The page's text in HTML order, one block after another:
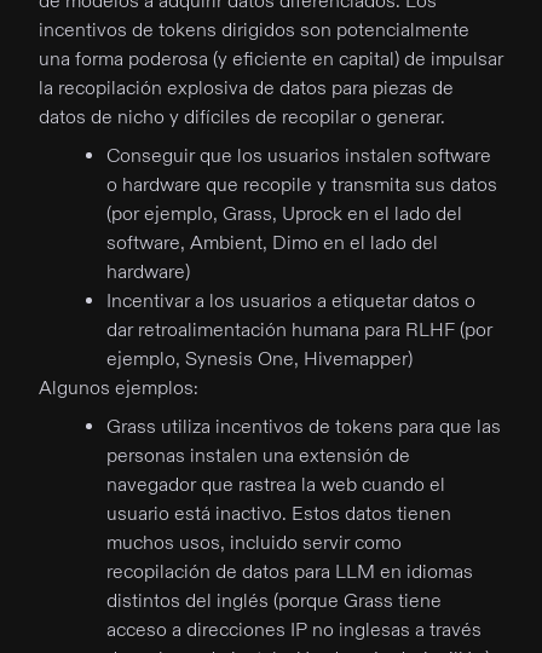
incentivos de tokens dirigidos son potencialmente
una forma poderosa (y eficiente en capital) de impulsar
la recopilación explosiva de datos para piezas de
datos de nicho y difíciles de recopilar o generar.
Conseguir que los usuarios instalen software
o hardware que recopile y transmita sus datos
(por ejemplo, Grass, Uprock en el lado del
software, Ambient, Dimo en el lado del
hardware)
Incentivar a los usuarios a etiquetar datos o
dar retroalimentación humana para RLHF (por
ejemplo, Synesis One, Hivemapper)
Algunos ejemplos:
Grass utiliza incentivos de tokens para que las
personas instalen una extensión de
navegador que rastrea la web cuando el
usuario está inactivo. Estos datos tienen
muchos usos, incluido servir como
recopilación de datos para LLM en idiomas
distintos del inglés (porque Grass tiene
acceso a direcciones IP no inglesas a través